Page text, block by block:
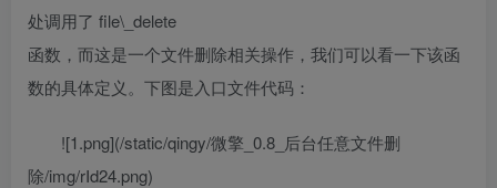
处调用了 file\_delete
函数，而这是一个文件删除相关操作，我们可以看一下该函
数的具体定义。下图是入口文件代码：
![1.png](/static/qingy/微擎_0.8_后台任意文件删
除/img/rId24.png)